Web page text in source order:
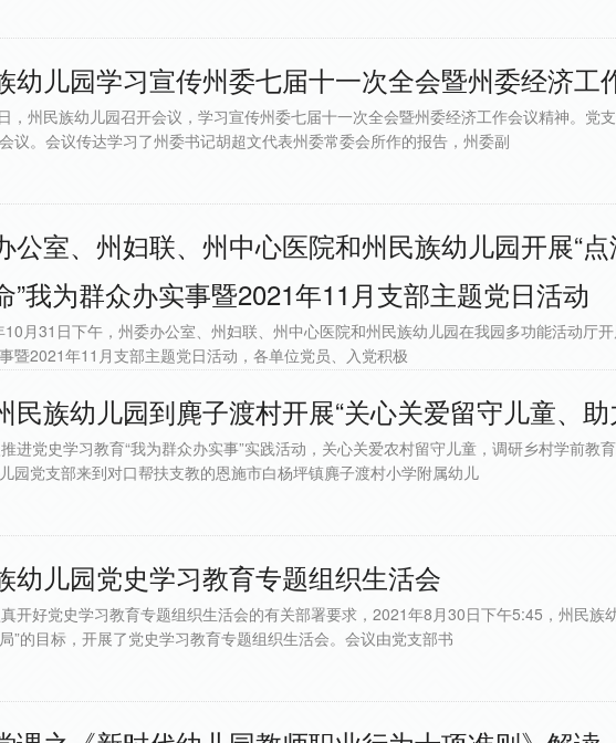
幼儿园学习宣传州委七届十一次全会暨州委经济工
，州民族幼儿园召开会议，学习宣传州委七届十一次全会暨州委经济工作会议精神。党
议。会议传达学习了州委书记胡超文代表州委常委会所作的报告，州委副
公室、州妇联、州中心医院和州民族幼儿园开展“
”我为群众办实事暨2021年11月支部主题党日活动
月31日下午，州委办公室、州妇联、州中心医院和州民族幼儿园在我园多功能活动厅
暨2021年11月支部主题党日活动，各单位党员、入党积极
民族幼儿园到麂子渡村开展“关心关爱留守儿童、
进党史学习教育“我为群众办实事”实践活动，关心关爱农村留守儿童，调研乡村学前教
园党支部来到对口帮扶支教的恩施市白杨坪镇麂子渡村小学附属幼儿
幼儿园党史学习教育专题组织生活会
开好党史学习教育专题组织生活会的有关部署要求，2021年8月30日下午5:45，州民族
”的目标，开展了党史学习教育专题组织生活会。会议由党支部书